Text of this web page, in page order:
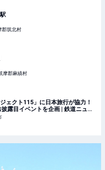
郡筑北村
摩郡麻績村
ェクト115」に日本旅行が協力！
露目イベントを企画 | 鉄道ニュー